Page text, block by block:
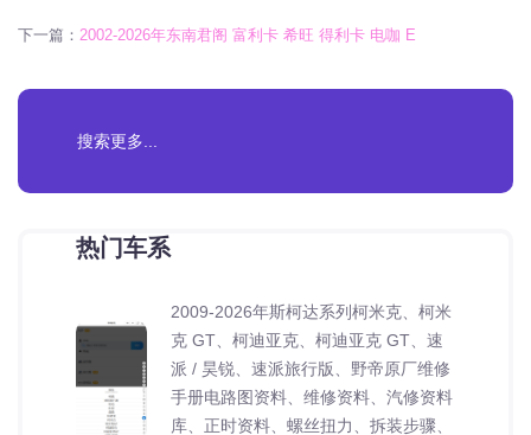
下一篇： 2002-2026年东南君阁 富利卡 希旺 得利卡 电咖 E
热门车系
2009-2026年斯柯达系列柯米克、柯米
克 GT、柯迪亚克、柯迪亚克 GT、速
派 / 昊锐、速派旅行版、野帝原厂维修
手册电路图资料、维修资料、汽修资料
库、正时资料、螺丝扭力、拆装步骤、